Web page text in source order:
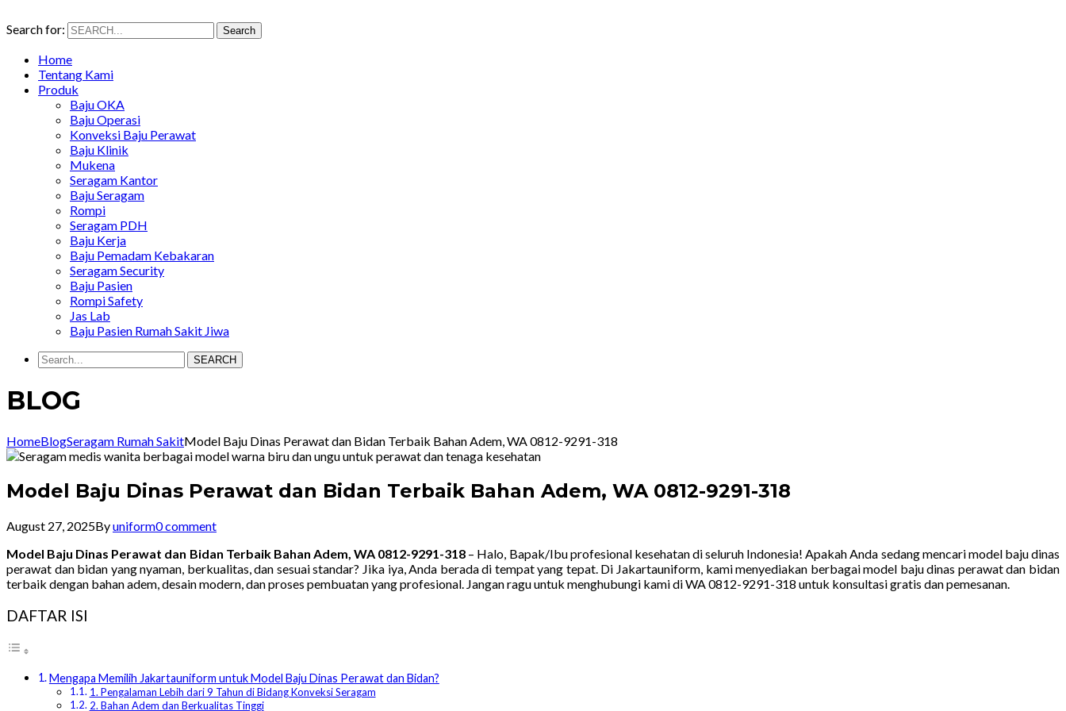
Search for: Search
Home
Tentang Kami
Produk
Baju OKA
Baju Operasi
Konveksi Baju Perawat
Baju Klinik
Mukena
Seragam Kantor
Baju Seragam
Rompi
Seragam PDH
Baju Kerja
Baju Pemadam Kebakaran
Seragam Security
Baju Pasien
Rompi Safety
Jas Lab
Baju Pasien Rumah Sakit Jiwa
SEARCH
BLOG
HomeBlogSeragam Rumah SakitModel Baju Dinas Perawat dan Bidan Terbaik Bahan Adem, WA 0812-9291-318
Model Baju Dinas Perawat dan Bidan Terbaik Bahan Adem, WA 0812-9291-318
August 27, 2025Byuniform0 comment
Model Baju Dinas Perawat dan Bidan Terbaik Bahan Adem, WA 0812-9291-318 – Halo, Bapak/Ibu profesional kesehatan di seluruh Indonesia! Apakah Anda sedang mencari model baju dinas
perawat dan bidan yang nyaman, berkualitas, dan sesuai standar? Jika iya, Anda berada di tempat yang tepat. Di Jakartauniform, kami menyediakan berbagai model baju dinas perawat dan bidan
terbaik dengan bahan adem, desain modern, dan proses pembuatan yang profesional. Jangan ragu untuk menghubungi kami di WA 0812-9291-318 untuk konsultasi gratis dan pemesanan.
DAFTAR ISI
Mengapa Memilih Jakartauniform untuk Model Baju Dinas Perawat dan Bidan?
1. Pengalaman Lebih dari 9 Tahun di Bidang Konveksi Seragam
2. Bahan Adem dan Berkualitas Tinggi